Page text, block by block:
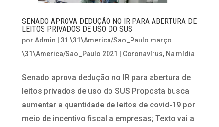
SENADO APROVA DEDUÇÃO NO IR PARA ABERTURA DE
LEITOS PRIVADOS DE USO DO SUS
por Admin
31 \31\America/Sao_Paulo março
\31\America/Sao_Paulo 2021
Coronavírus, Na mídia
Senado aprova dedução no IR para abertura de
leitos privados de uso do SUS Proposta busca
aumentar a quantidade de leitos de covid-19 por
meio de incentivo fiscal a empresas; Texto vai a